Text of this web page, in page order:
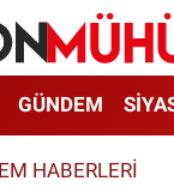
GÜNDEM
HABERLERI